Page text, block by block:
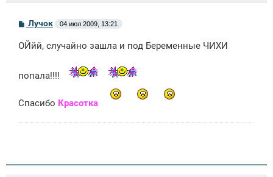
С
о
б
н
Лучок 04 июл 2009, 13:21
ОЙйй, случайно зашла и под Беременные ЧИХИ
попала!!!!
Спасибо Красотка